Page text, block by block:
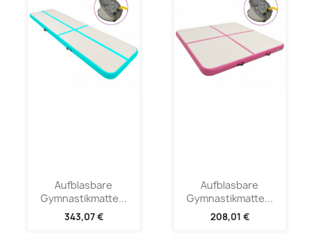
Aufblasbare
Gymnastikmatte...
343,07 €
Aufblasbare
Gymnastikmatte...
208,01 €